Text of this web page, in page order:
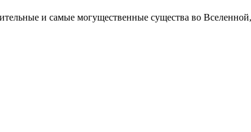
и самые могущественные существа во